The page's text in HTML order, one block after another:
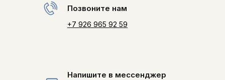
Позвоните нам
+7 926 965 92 59
Напишите в мессенджер